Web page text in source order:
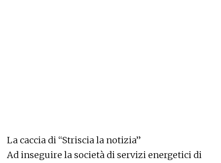
La caccia di “Striscia la notizia”
Ad inseguire la società di servizi energetici di